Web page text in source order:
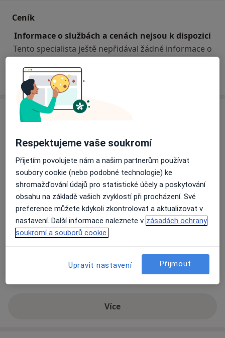
Ceník
Informace o službách a cenách nejsou k dispozici
Tento specialista ještě nepřidával žádné informace o
Adresa
Praktický lékař pro dospělé a nefrolog
Revoluční 2,Rohatec 69601
Přiblížit mapuse otevře v nové záložce
Dostupnost
Na této adrese online kalendář není aktivní
Co mám v takové situaci udělat?
Způsoby platby (soukromé návštěvy)
Na teto adrese lékař přijímá pacienty na pojišťovnu
Víceo adrese
Respektujeme vaše soukromí
Přijetím povolujete nám a našim partnerům používat
soubory cookie (nebo podobné technologie) ke
shromažďování údajů pro statistické účely a poskytování
obsahu na základě vašich zvyklostí při procházení. Své
preference můžete kdykoli zkontrolovat a aktualizovat v
nastavení. Další informace naleznete v zásadách ochrany
soukromí a souborů cookie.
Upravit nastavení Přijmout